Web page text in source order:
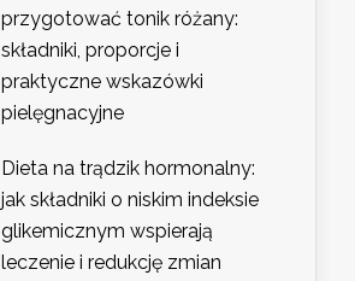
przygotować tonik różany:
składniki, proporcje i
praktyczne wskazówki
pielęgnacyjne
Dieta na trądzik hormonalny:
jak składniki o niskim indeksie
glikemicznym wspierają
leczenie i redukcję zmian